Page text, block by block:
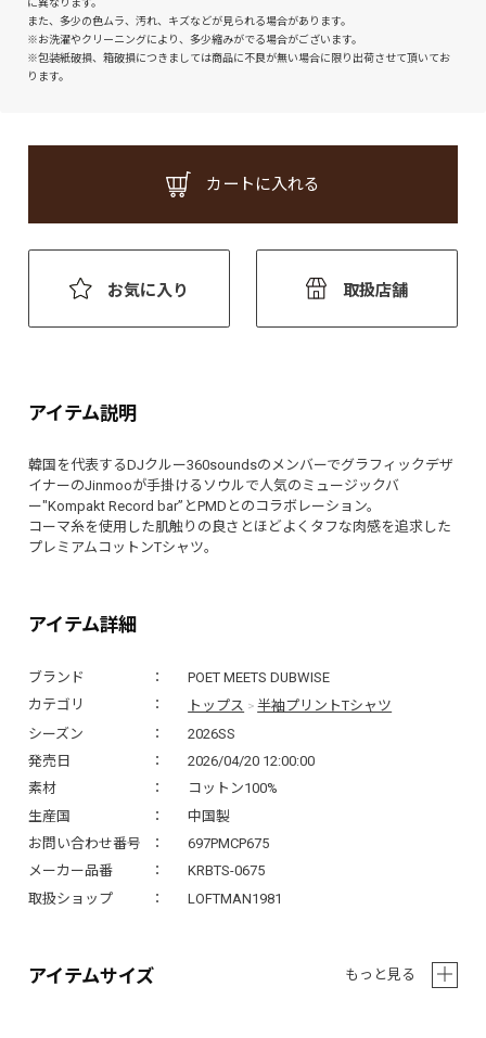
また、多少の色ムラ、汚れ、キズなどが見られる場合があります。
※お洗濯やクリーニングにより、多少縮みがでる場合がございます。
※包装紙破損、箱破損につきましては商品に不良が無い場合に限り出荷させて頂いてお
ります。
カートに入れる
お気に入り 取扱店舗
アイテム詳細
ブランド
POET MEETS DUBWISE
カテゴリ
トップス >半袖プリントTシャツ
シーズン
2026SS
発売日
2026/04/20 12:00:00
素材
コットン100%
生産国
中国製
お問い合わせ番号
697PMCP675
メーカー品番
KRBTS-0675
取扱ショップ
LOFTMAN1981
アイテム説明
韓国を代表するDJクルー360soundsのメンバーでグラフィックデザ
イナーのJinmooが手掛けるソウルで人気のミュージックバ
ー"Kompakt Record bar”とPMDとのコラボレーション。
コーマ糸を使用した肌触りの良さとほどよくタフな肉感を追求した
プレミアムコットンTシャツ。
アイテムサイズ もっと見る